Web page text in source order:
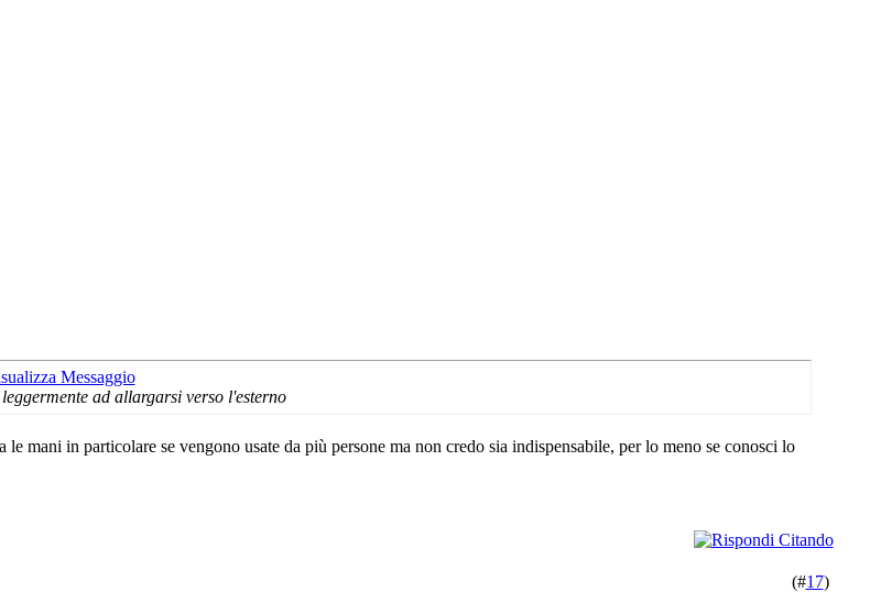
ad allargarsi verso l'esterno
mani in particolare se vengono usate da più persone ma non credo sia indispensabile, per lo meno se conosci lo
(#17)